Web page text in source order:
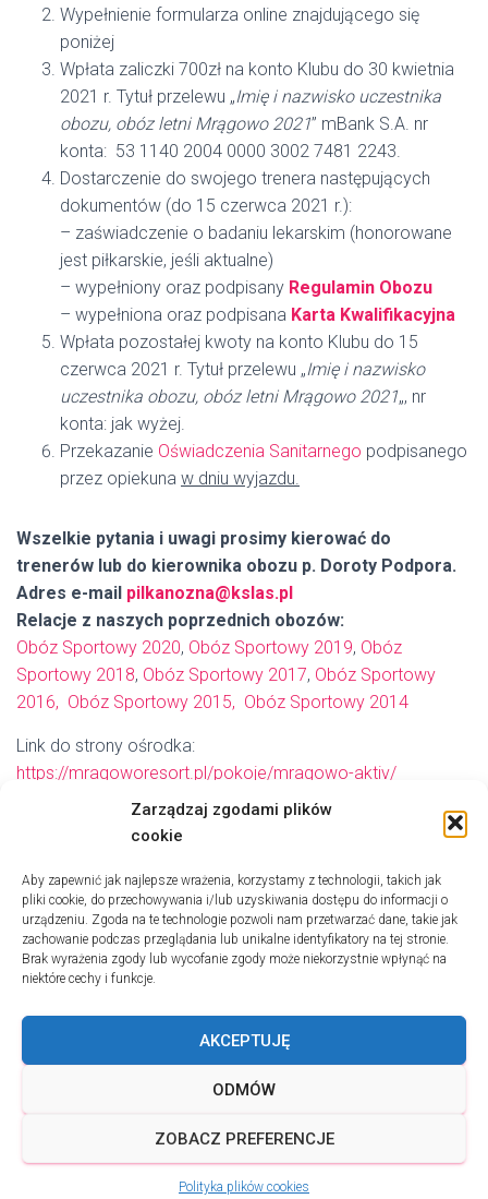
Zarządzaj zgodami plików
cookie
Aby zapewnić jak najlepsze wrażenia, korzystamy z technologii, takich jak
pliki cookie, do przechowywania i/lub uzyskiwania dostępu do informacji o
urządzeniu. Zgoda na te technologie pozwoli nam przetwarzać dane, takie jak
zachowanie podczas przeglądania lub unikalne identyfikatory na tej stronie.
Brak wyrażenia zgody lub wycofanie zgody może niekorzystnie wpłynąć na
niektóre cechy i funkcje.
AKCEPTUJĘ
ODMÓW
ZOBACZ PREFERENCJE
Polityka plików cookies
Wypełnienie formularza online znajdującego się
poniżej
Wpłata zaliczki 700zł na konto Klubu do 30 kwietnia
2021 r. Tytuł przelewu „Imię i nazwisko uczestnika
obozu, obóz letni Mrągowo 2021” mBank S.A. nr
konta: 53 1140 2004 0000 3002 7481 2243.
Dostarczenie do swojego trenera następujących
dokumentów (do 15 czerwca 2021 r.):
– zaświadczenie o badaniu lekarskim (honorowane
jest piłkarskie, jeśli aktualne)
– wypełniony oraz podpisany Regulamin Obozu
– wypełniona oraz podpisana Karta Kwalifikacyjna
Wpłata pozostałej kwoty na konto Klubu do 15
czerwca 2021 r. Tytuł przelewu „Imię i nazwisko
uczestnika obozu, obóz letni Mrągowo 2021„, nr
konta: jak wyżej.
Przekazanie Oświadczenia Sanitarnego podpisanego
przez opiekuna w dniu wyjazdu.
Wszelkie pytania i uwagi prosimy kierować do
trenerów lub do kierownika obozu p. Doroty Podpora.
Adres e-mail pilkanozna@kslas.pl
Relacje z naszych poprzednich obozów:
Obóz Sportowy 2020, Obóz Sportowy 2019, Obóz
Sportowy 2018, Obóz Sportowy 2017, Obóz Sportowy
2016, Obóz Sportowy 2015, Obóz Sportowy 2014
Link do strony ośrodka:
https://mragoworesort.pl/pokoje/mragowo-aktiv/
Zapisy – proszę o wypełnienie formularza:
Z A P R A S Z A M
Y
Hestia | Stworzone przezThemeIsle